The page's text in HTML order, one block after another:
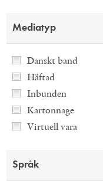
Mediatyp
Danskt band
Häftad
Inbunden
Kartonnage
Virtuell vara
Språk